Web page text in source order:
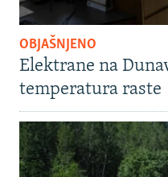
OBJAŠNJENO
Elektrane na
temperatura raste